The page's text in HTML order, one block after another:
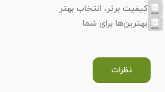
کیفیت برتر، انتخاب بهتر
بهترین‌ها برای شما
نظرات